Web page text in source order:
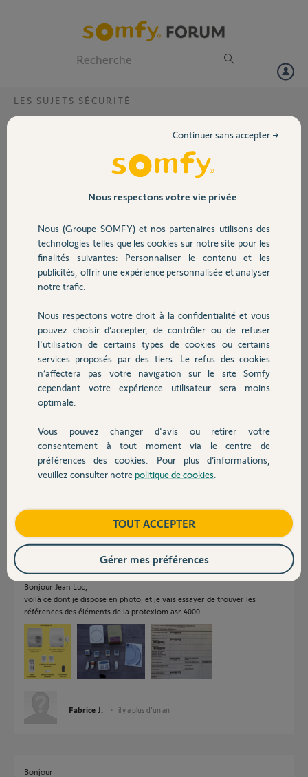
Volet
Sécurité
Domotique
Chauffage
Autres produits
Devis avec un pro
Contact
LES SUJETS SÉCURITÉ
Compatibilité protexiom 70 avec certains
Je possède une ancienne alarme protexiom 70 (achetée en 2004), et
j'aimerais pouvoir compléter mon installation.
d'ouverture, des télécommandes deux boutons et un sirène
extérieure provenant d'un pack protexiom asr 4000 sont compatibles
avec mon équipement ?
Merci d'avance ! Bien cordialement
il y a plus d'un an
Participer au fil de discussion
Réponses
Bonjour
Sans doute mais avec des références ou des photos, ce serait plus facile
de vous répondre de façon sûre.
il y a plus d'un an
Bonjour Jean Luc,
voilà ce dont je dispose en photo, et je vais essayer de trouver les
références des éléments de la protexiom asr 4000.
Fabrice J. il y a plus d'un an
Bonjour
Nous respectons votre vie privée
Nous (Groupe SOMFY) et nos partenaires utilisons des
technologies telles que les cookies sur notre site pour les
finalités suivantes: Personnaliser le contenu et les
publicités, offrir une expérience personnalisée et analyser
notre trafic.
Nous respectons votre droit à la confidentialité et vous
pouvez choisir d’accepter, de contrôler ou de refuser
l'utilisation de certains types de cookies ou certains
services proposés par des tiers. Le refus des cookies
n’affectera pas votre navigation sur le site Somfy
cependant votre expérience utilisateur sera moins
optimale.
Vous pouvez changer d'avis ou retirer votre
consentement à tout moment via le centre de
préférences des cookies. Pour plus d’informations,
veuillez consulter notre politique de cookies
Continuer sans accepter →
TOUT ACCEPTER
Gérer mes préférences